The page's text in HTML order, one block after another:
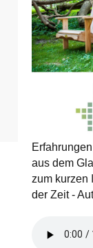
aus dem
zum kurzen
der Zeit -